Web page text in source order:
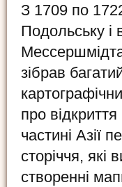
З 1709 по
Подольську і
зібрав
про відкриття
частині Азії
сторіччя, які
створенні